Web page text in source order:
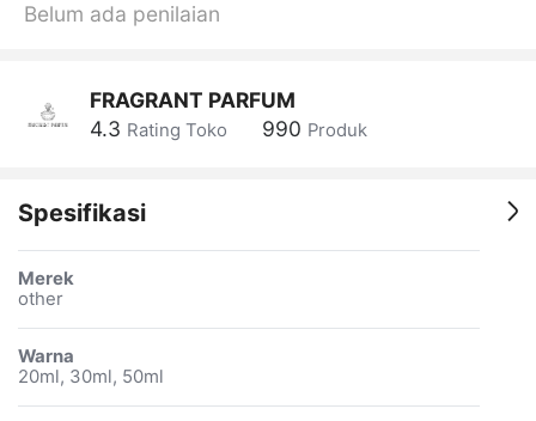
Belum ada penilaian
FRAGRANT PARFUM
4.3 Rating Toko 990 Produk
Spesifikasi
Merek
other
Warna
20ml, 30ml, 50ml